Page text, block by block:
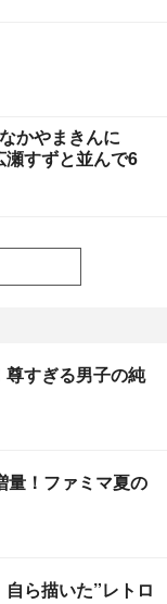
かやまきんに
すずと並んで6
すぎる男子の純
量！ファミマ夏の
ら描いた”レトロ